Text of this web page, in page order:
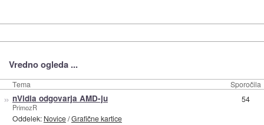
Vredno ogleda ...
Tema Sporočila
» nVidia odgovarja AMD-ju
PrimozR
Oddelek: Novice/Grafične kartice
54